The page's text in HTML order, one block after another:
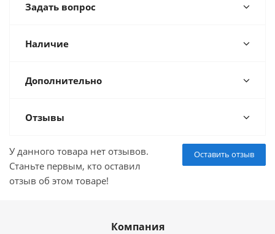
Задать вопрос
Наличие
Дополнительно
Отзывы
Оставить отзыв
У данного товара нет отзывов.
Станьте первым, кто оставил
отзыв об этом товаре!
Компания